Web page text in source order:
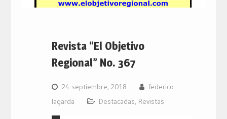
Revista “El Objetivo
Regional” No. 367
24 septiembre, 2018
federico
lagarda
Destacadas, Revistas